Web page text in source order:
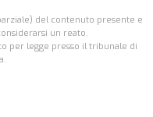
del contenuto presente e
un reato.
per legge presso il tribunale di